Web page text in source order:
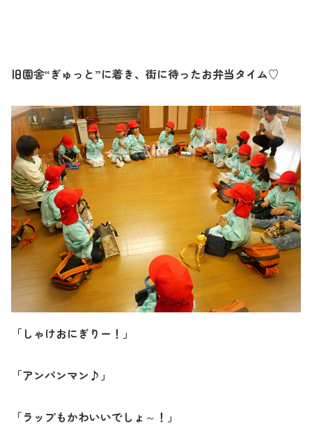
旧園舎“ぎゅっと”に着き、街に待ったお弁当タイム♡
「しゃけおにぎりー！」
「アンパンマン♪」
「ラップもかわいいでしょ～！」